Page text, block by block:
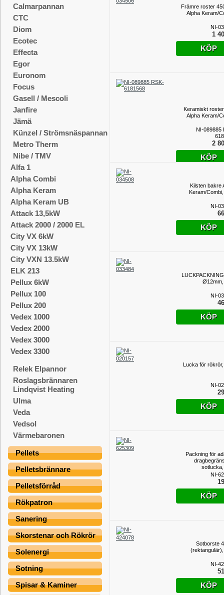
Calmarpannan
CTC
Diom
Ecotec
Effecta
Egor
Euronom
Focus
Gasell / Mescoli
Janfire
Jämä
Künzel / Strömsnäspannan
Metro Therm
Nibe / TMV
Alfa 1
Alpha Combi
Alpha Keram
Alpha Keram UB
Attack 13,5kW
Attack 2000 / 2000 EL
City VX 6kW
City VX 13kW
City VXN 13.5kW
ELK 213
Pellux 6kW
Pellux 100
Pellux 200
Vedex 1000
Vedex 2000
Vedex 3000
Vedex 3300
Relek Elpannor
Roslagsbrännaren
Lindqvist Heating
Ulma
Veda
Vedsol
Värmebaronen
Pellets
Pelletsbrännare
Pelletsförråd
Rökpatron
Sanering
Skorstenar och Rökrör
Solenergi
Sotning
Spisar & Kaminer
Främre roster
Alpha Keram/
NI-
1
KÖP
Keramiskt
Alpha Keram/
NI-089885
2
KÖP
Kilsten bakre
Keram/
NI-
KÖP
Ø12mm,
NI-
KÖP
Lucka för
NI-
KÖP
Packning för
NI-
KÖP
Sotborste
NI-
KÖP